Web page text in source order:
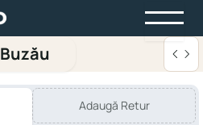
Buzău
Adaugă Retur